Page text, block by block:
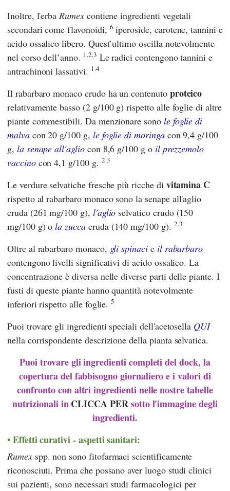
Inoltre, l'erbaRumexcontiene ingredienti vegetali
secondari come flavonoidi, 6 iperoside, carotene, tannini e
acido ossalico libero. Quest’ultimo oscilla notevolmente
nel corso dell’anno. 1,2,3 Le radici contengono tannini e
antrachinoni lassativi. 1.4
Il rabarbaro monaco crudo ha un contenuto proteico
relativamente basso (2 g/100 g) rispetto alle foglie di altre
piante commestibili. Da menzionare sono le foglie di
malvacon 20 g/100 g, le foglie di moringacon 9,4 g/100
g, la senape all'agliocon 8,6 g/100 g o il prezzemolo
vaccinocon 4,1 g/100 g. 2.3
Le verdure selvatiche fresche più ricche di vitamina C
rispetto al rabarbaro monaco sono la senape all'aglio
cruda (261 mg/100 g), l'aglio selvatico crudo (150
mg/100 g) ola zuccacruda (140 mg/100 g). 2.3
Oltre al rabarbaro monaco, gli spinacie il rabarbaro
contengono livelli significativi di acido ossalico. La
concentrazione è diversa nelle diverse parti delle piante. I
fusti di queste piante hanno quantità notevolmente
inferiori rispetto alle foglie.5
Puoi trovare gli ingredienti speciali dell'acetosella QUI
nella corrispondente descrizione della pianta selvatica.
Puoi trovare gli ingredienti completi del dock, la
copertura del fabbisogno giornaliero e i valori di
confronto con altri ingredienti nelle nostre tabelle
nutrizionali inCLICCA PERsotto l'immagine degli
ingredienti.
Effetti curativi - aspetti sanitari:
Rumexspp. non sono fitofarmaci scientificamente
riconosciuti. Prima che possano aver luogo studi clinici
sui pazienti, sono necessari studi farmacologici per